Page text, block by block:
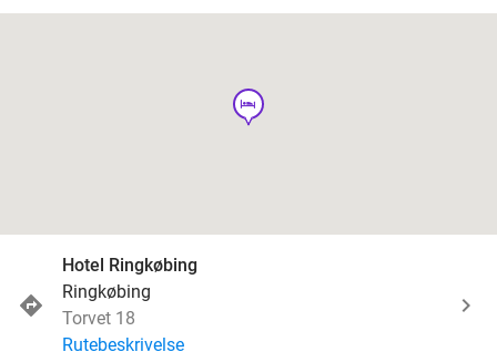
hotel
Hotel Ringkøbing
Ringkøbing
Torvet 18
Rutebeskrivelse